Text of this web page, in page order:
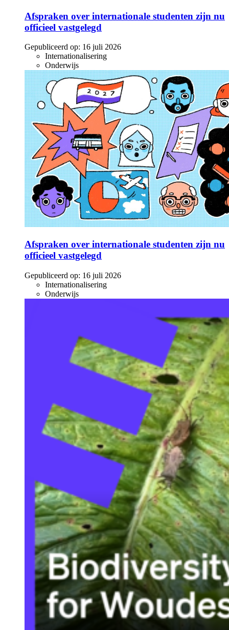
Afspraken over internationale studenten zijn nu
officieel vastgelegd
Gepubliceerd op: 16 juli 2026
Internationalisering
Onderwijs
Afspraken over internationale studenten zijn nu
officieel vastgelegd
Gepubliceerd op: 16 juli 2026
Internationalisering
Onderwijs